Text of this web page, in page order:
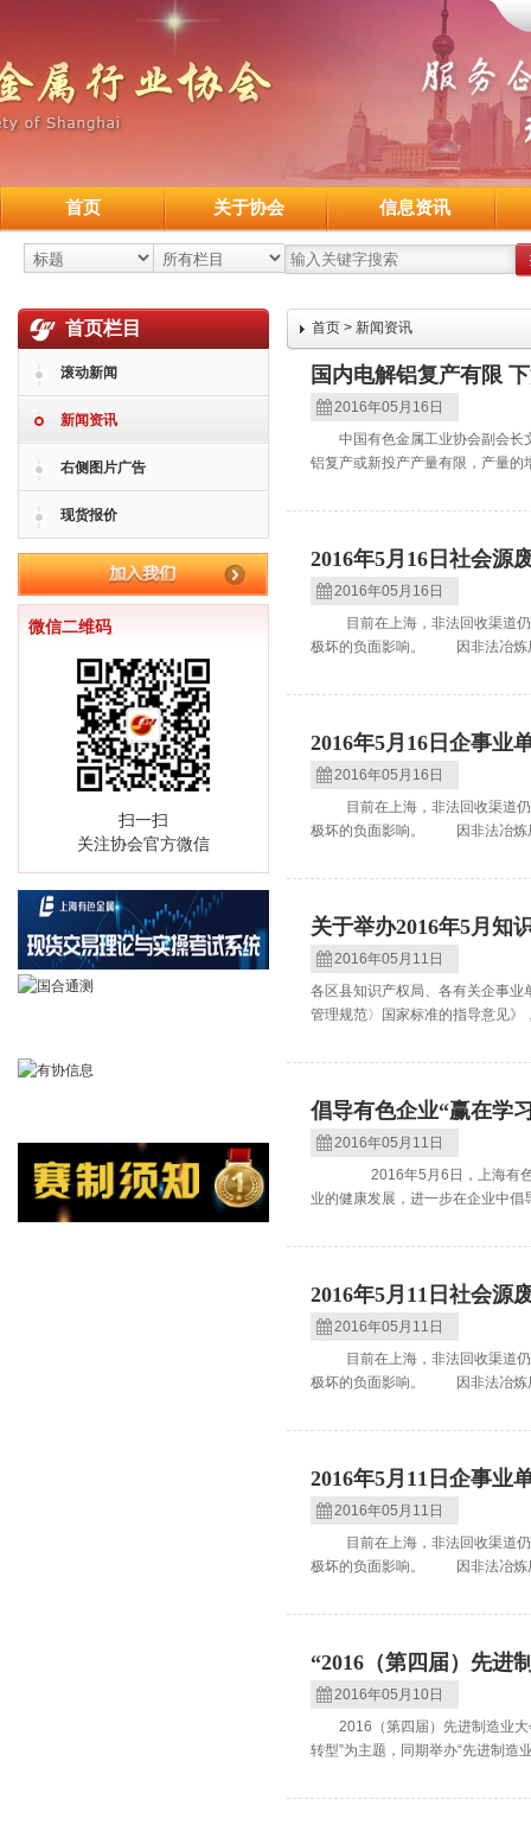
首页 关于协会 信息资讯
首页栏目
滚动新闻
新闻资讯
右侧图片广告
现货报价
微信二维码
扫一扫
关注协会官方微信
首页 > 新闻资讯
国内电解铝复产有限
2016年05月16日
中国有色金属工业协会副会长文
铝复产或新投产产量有限，产量的
2016年5月16日社会源
2016年05月16日
目前在上海，非法回收渠道仍
极坏的负面影响。 因非法冶炼
2016年5月16日企事业
2016年05月16日
目前在上海，非法回收渠道仍
极坏的负面影响。 因非法冶炼
关于举办2016年5月知
2016年05月11日
各区县知识产权局、各有关企事
管理规范〉国家标准的指导意见》
倡导有色企业“赢在学
2016年05月11日
2016年5月6日，上海有色金属
业的健康发展，进一步在企业中倡
2016年5月11日社会源
2016年05月11日
目前在上海，非法回收渠道仍
极坏的负面影响。 因非法冶炼
2016年5月11日企事业
2016年05月11日
目前在上海，非法回收渠道仍
极坏的负面影响。 因非法冶炼
“2016（第四届）先进
2016年05月10日
2016（第四届）先进制造业大
转型”为主题，同期举办“先进制造